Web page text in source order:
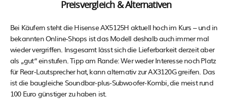
Preisvergleich & Alternativen
Bei Käufern steht die Hisense AX5125H aktuell hoch im Kurs – und in
bekannten Online-Shops ist das Modell deshalb auch immer mal
wieder vergriffen. Insgesamt lässt sich die Lieferbarkeit derzeit aber
als „gut“ einstufen. Tipp am Rande: Wer weder Interesse noch Platz
für Rear-Lautsprecher hat, kann alternativ zur AX3120G greifen. Das
ist die baugleiche Soundbar-plus-Subwoofer-Kombi, die meist rund
100 Euro günstiger zu haben ist.